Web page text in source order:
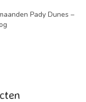
Pady Dunes –